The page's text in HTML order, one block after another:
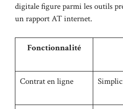
digitale figure parmi les outils
un rapport AT internet.
Fonctionnalité
Contrat en ligne